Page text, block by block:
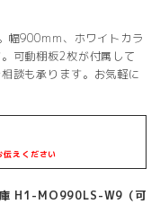
幅900mm、ホワイトカラ
可動棚板2枚が付属して
談も承ります。お気軽に
伝えください
庫 H1-MO990LS-W9（可